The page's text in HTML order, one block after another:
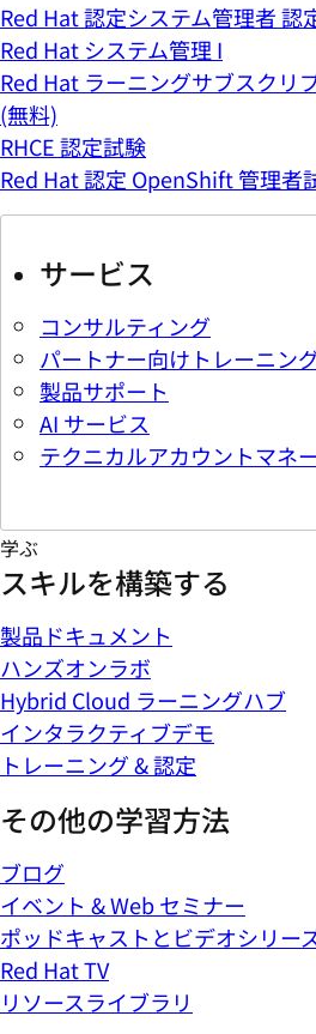
Red Hat 認定システム管理者 認
Red Hat システム管理 I
Red Hat ラーニングサブスクリ
(無料)
RHCE 認定試験
Red Hat 認定 OpenShift 管理者
サービス
コンサルティング
パートナー向けトレーニン
製品サポート
AI サービス
テクニカルアカウントマネ
学ぶ
スキルを構築する
製品ドキュメント
ハンズオンラボ
Hybrid Cloud ラーニングハブ
インタラクティブデモ
トレーニング & 認定
その他の学習方法
ブログ
イベント & Web セミナー
ポッドキャストとビデオシリー
Red Hat TV
リソースライブラリ